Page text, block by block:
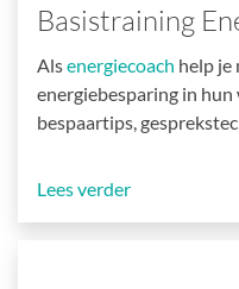
Basistraining
Alsenergiecoach help je
energiebesparing in
bespaartips,
Lees verder